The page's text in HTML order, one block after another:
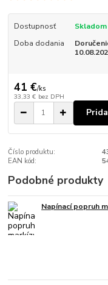
Dostupnosť
Skladom
Doba dodania
41 €/ks
33,33 € bez DPH
Číslo produktu:
EAN kód:
Podobné produkty
Napínací popruh